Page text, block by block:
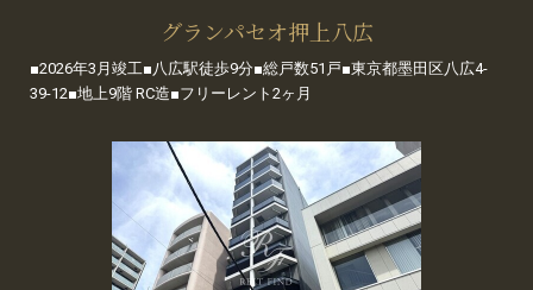
グランパセオ押上八広
■2026年3月竣工■八広駅徒歩9分■総戸数51戸■東京都墨田区八広4-
39-12■地上9階 RC造■フリーレント2ヶ月